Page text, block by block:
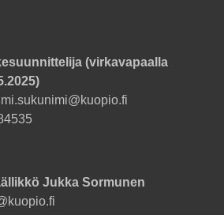
(virkavapaalla
Jukka Sormunen